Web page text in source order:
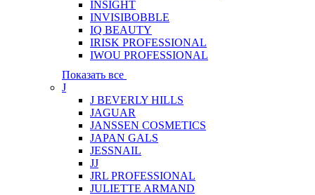
INSIGHT
INVISIBOBBLE
IQ BEAUTY
IRISK PROFESSIONAL
IWOU PROFESSIONAL
Показать все
J
J BEVERLY HILLS
JAGUAR
JANSSEN COSMETICS
JAPAN GALS
JESSNAIL
JJ
JRL PROFESSIONAL
JULIETTE ARMAND